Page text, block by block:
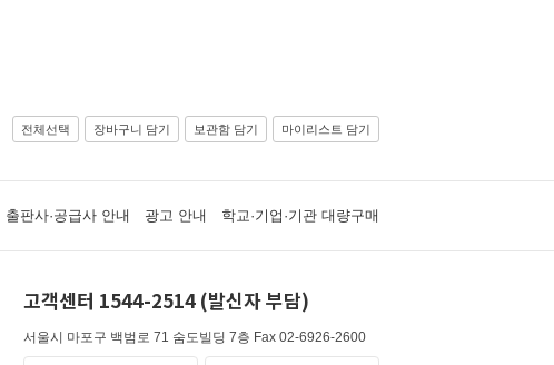
전체선택 장바구니 담기 보관함 담기 마이리스트 담기
출판사·공급사 안내 광고 안내 학교·기업·기관 대량구매
고객센터 1544-2514 (발신자 부담)
서울시 마포구 백범로 71 숨도빌딩 7층 Fax 02-6926-2600